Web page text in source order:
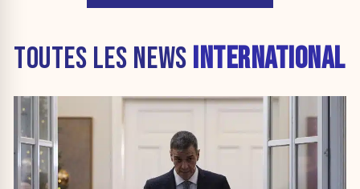
TOUTES LES NEWS INTERNATIONAL